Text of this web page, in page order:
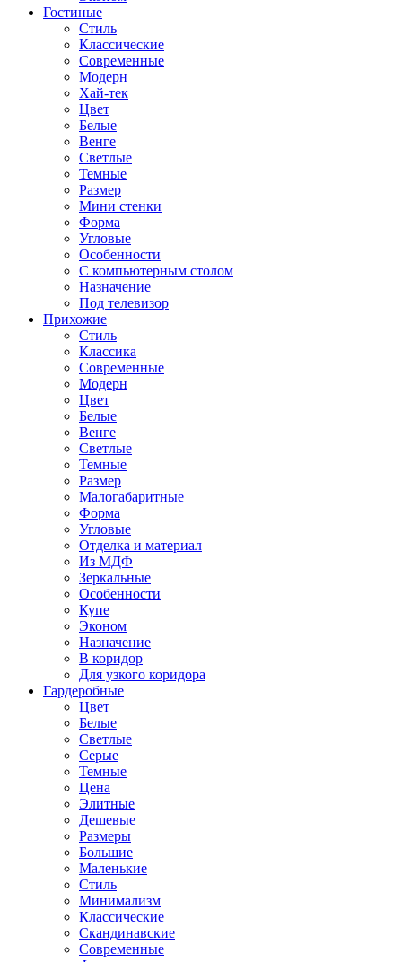
Гостиные
Стиль
Классические
Современные
Модерн
Хай-тек
Цвет
Белые
Венге
Светлые
Темные
Размер
Мини стенки
Форма
Угловые
Особенности
С компьютерным столом
Назначение
Под телевизор
Прихожие
Стиль
Классика
Современные
Модерн
Цвет
Белые
Венге
Светлые
Темные
Размер
Малогабаритные
Форма
Угловые
Отделка и материал
Из МДФ
Зеркальные
Особенности
Купе
Эконом
Назначение
В коридор
Для узкого коридора
Гардеробные
Цвет
Белые
Светлые
Серые
Темные
Цена
Элитные
Дешевые
Размеры
Большие
Маленькие
Стиль
Минимализм
Классические
Скандинавские
Современные